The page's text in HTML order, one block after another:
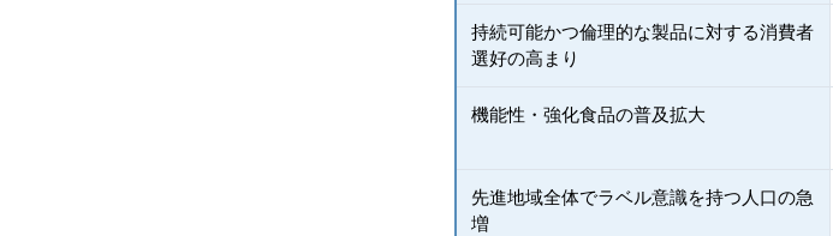
持続可能かつ倫理的な製品に対する消費者
選好の高まり
機能性・強化食品の普及拡大
先進地域全体でラベル意識を持つ人口の急
増